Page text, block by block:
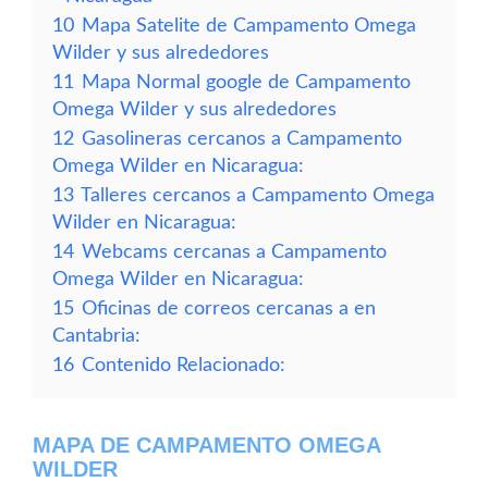
10 Mapa Satelite de Campamento Omega
Wilder y sus alrededores
11
Mapa Normal google de Campamento
Omega Wilder y sus alrededores
12 Gasolineras cercanos a Campamento
Omega Wilder en Nicaragua:
13 Talleres cercanos a Campamento Omega
Wilder en Nicaragua:
14 Webcams cercanas a Campamento
Omega Wilder en Nicaragua:
15 Oficinas de correos cercanas a en
Cantabria:
16 Contenido Relacionado:
MAPA DE CAMPAMENTO OMEGA
WILDER